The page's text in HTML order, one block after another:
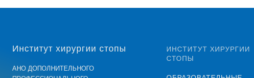
Институт хирургии стопы
АНО ДОПОЛНИТЕЛЬНОГО
ИНСТИТУТ ХИРУРГИИ
СТОПЫ